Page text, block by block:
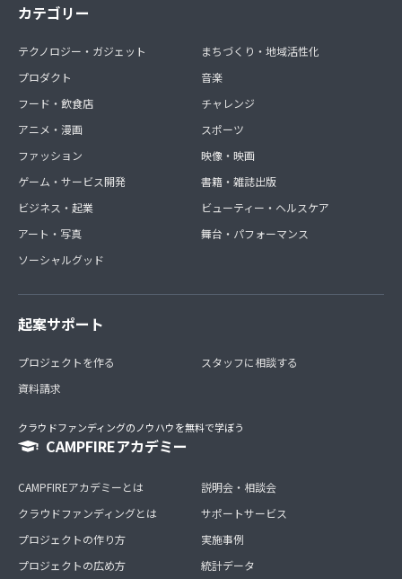
カテゴリー
テクノロジー・ガジェット
プロダクト
フード・飲食店
アニメ・漫画
ファッション
ゲーム・サービス開発
ビジネス・起業
アート・写真
ソーシャルグッド
まちづくり・地域活性化
音楽
チャレンジ
スポーツ
映像・映画
書籍・雑誌出版
ビューティー・ヘルスケア
舞台・パフォーマンス
起案サポート
プロジェクトを作る
資料請求
スタッフに相談する
クラウドファンディングのノウハウを無料で学ぼう
CAMPFIREアカデミー
CAMPFIREアカデミーとは
クラウドファンディングとは
プロジェクトの作り方
プロジェクトの広め方
説明会・相談会
サポートサービス
実施事例
統計データ